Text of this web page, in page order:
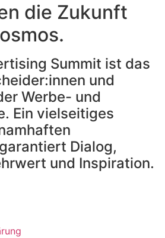
die Zukunft
Summit ist das
und
Werbe- und
Ein vielseitiges
Dialog,
und Inspiration.